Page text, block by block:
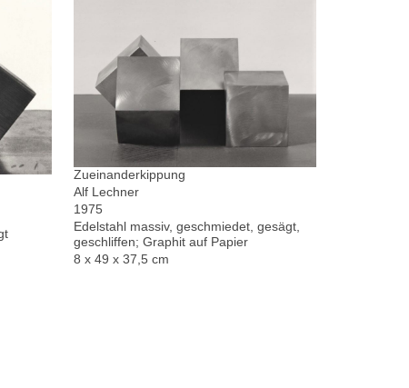
Zueinanderkippung
Alf Lechner
1975
Edelstahl massiv, geschmiedet, gesägt,
geschliffen; Graphit auf Papier
8 x 49 x 37,5 cm